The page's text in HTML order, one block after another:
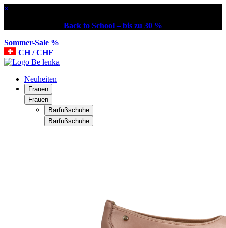
×
Back to School – bis zu 30 %
Sommer-Sale %
CH / CHF
Neuheiten
Frauen
Frauen
Barfußschuhe
Barfußschuhe